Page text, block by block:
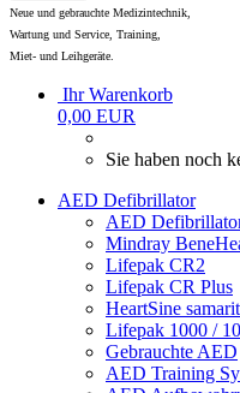
Neue und gebrauchte Medizintechnik,
Wartung und Service, Training,
Miet- und Leihgeräte.
Ihr Warenkorb
0,00 EUR
Sie haben noch
AED Defibrillator
AED
Mindray
Lifepak CR2
Lifepak CR Plus
HeartSine
Lifepak 1000 /
Gebrauchte AED
AED Training